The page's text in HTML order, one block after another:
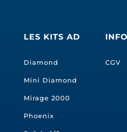
LES KITS AD
Diamond
Mini Diamond
Mirage 2000
Phoenix
CGV